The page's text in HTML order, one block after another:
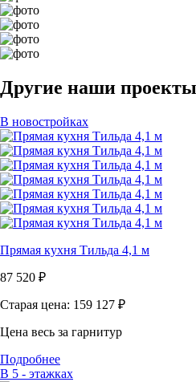
Другие наши проекты
В новостройках
Прямая кухня Тильда 4,1 м
87 520 ₽
Старая цена: 159 127 ₽
Цена весь за гарнитур
Подробнее
В 5 - этажках